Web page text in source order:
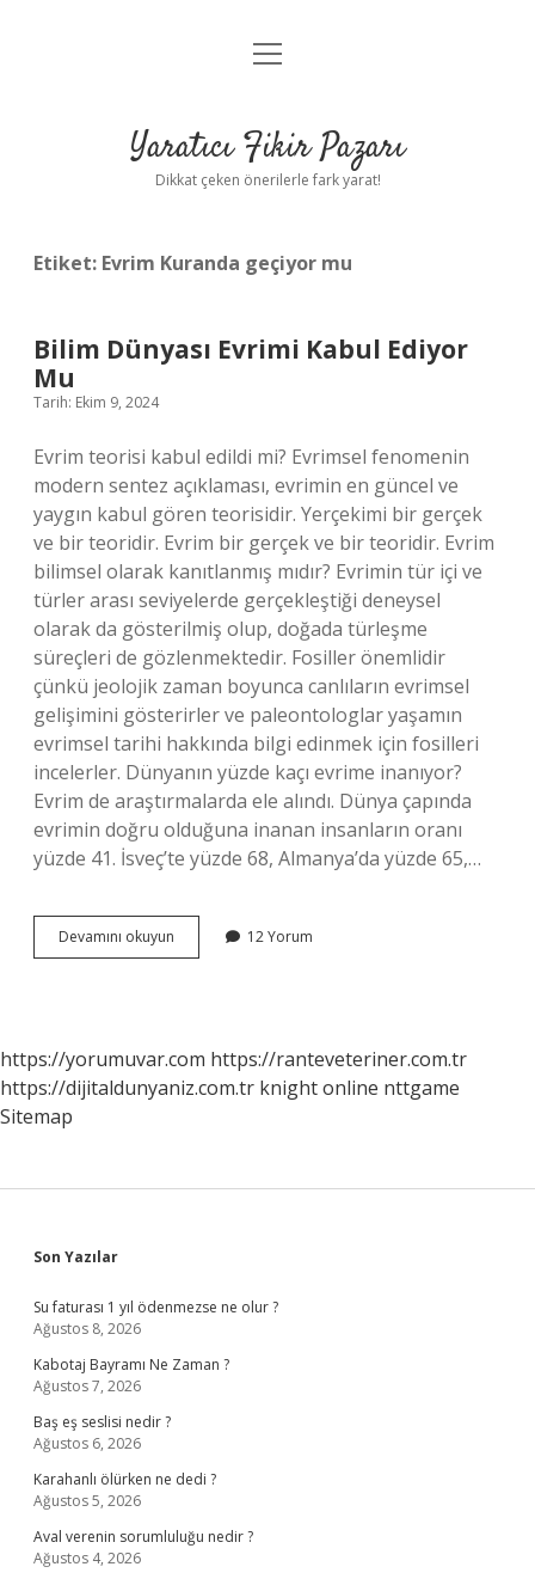
Anasayfa
Yasal Uyarı
menüyü
Yaratıcı Fikir Pazarı
Dikkat çeken önerilerle fark yarat!
Etiket: Evrim Kuranda geçiyor mu
Bilim Dünyası Evrimi Kabul Ediyor
Mu
Tarih: Ekim 9, 2024
Evrim teorisi kabul edildi mi? Evrimsel fenomenin
modern sentez açıklaması, evrimin en güncel ve
yaygın kabul gören teorisidir. Yerçekimi bir gerçek
ve bir teoridir. Evrim bir gerçek ve bir teoridir. Evrim
bilimsel olarak kanıtlanmış mıdır? Evrimin tür içi ve
türler arası seviyelerde gerçekleştiği deneysel
olarak da gösterilmiş olup, doğada türleşme
süreçleri de gözlenmektedir. Fosiller önemlidir
çünkü jeolojik zaman boyunca canlıların evrimsel
gelişimini gösterirler ve paleontologlar yaşamın
evrimsel tarihi hakkında bilgi edinmek için fosilleri
incelerler. Dünyanın yüzde kaçı evrime inanıyor?
Evrim de araştırmalarda ele alındı. Dünya çapında
evrimin doğru olduğuna inanan insanların oranı
yüzde 41. İsveç’te yüzde 68, Almanya’da yüzde 65,…
Devamını okuyun
Dünyası
12 Yorum
https://yorumuvar.com https://ranteveteriner.com.tr
https://dijitaldunyaniz.com.tr knight online nttgame
Sitemap
Sidebar
Son Yazılar
Su faturası 1 yıl ödenmezse ne olur ?
Ağustos 8, 2026
Kabotaj Bayramı Ne Zaman ?
Ağustos 7, 2026
Baş eş seslisi nedir ?
Ağustos 6, 2026
Karahanlı ölürken ne dedi ?
Ağustos 5, 2026
Aval verenin sorumluluğu nedir ?
Ağustos 4, 2026